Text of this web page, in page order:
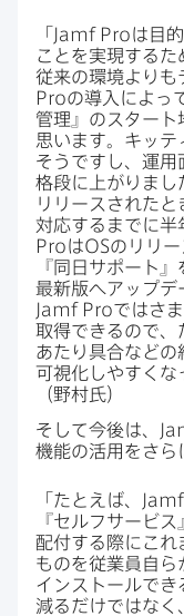
「 Jamf Proは​目
ことを​実現する​た
従来の​環境よりも​
Proの​導入に​よっ
管理』の​スタート
思います。​キッテ
そうですし、​運
格段に​上がりまし
リリースされた​
対応するまでに​半
ProはOSの​リリ
『同日サポート
最新版へ​アップデ
Jamf Proではさ
取得できるので、​
あたり具合などの​
可視化しやすくな
（野村氏）
そして​今後は、
機能の​活用を​さら
「たとえば、
『セルフサービ
配付する​際に​これ
ものを​従業員自ら
インストールで
減るだけではなく